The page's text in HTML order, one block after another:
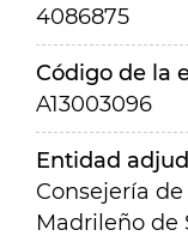
4086875
Código de la
A13003096
Entidad
Consejería
Madrileño de